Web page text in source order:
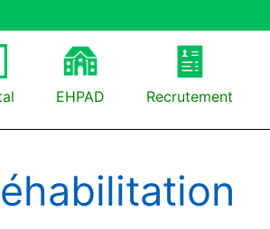
EHPAD Recrutement